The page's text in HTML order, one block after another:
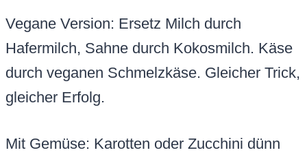
Vegane Version: Ersetz Milch durch
Hafermilch, Sahne durch Kokosmilch. Käse
durch veganen Schmelzkäse. Gleicher Trick,
gleicher Erfolg.
Mit Gemüse: Karotten oder Zucchini dünn